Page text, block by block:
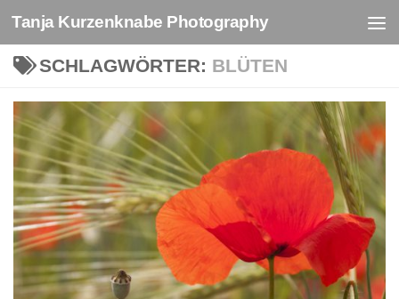
Zum Inhalt springen
Tanja Kurzenknabe Photography
SCHLAGWÖRTER: BLÜTEN